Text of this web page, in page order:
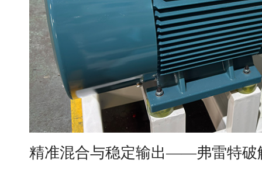
精准混合与稳定输出——弗雷特破